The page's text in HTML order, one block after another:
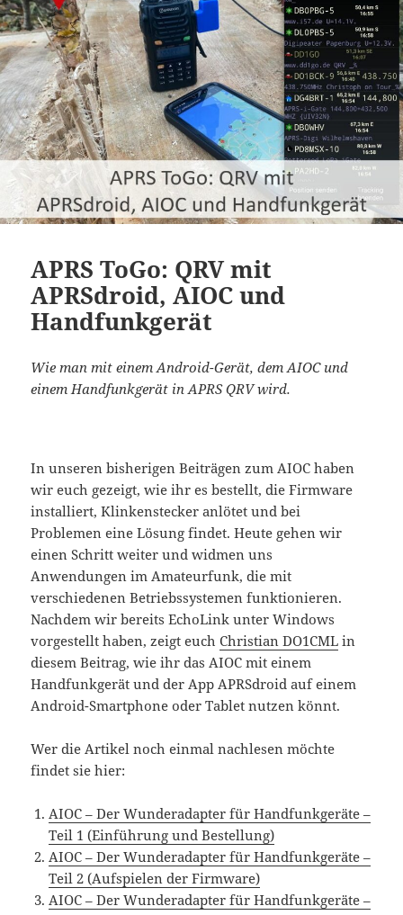
APRS ToGo: QRV mit
APRSdroid, AIOC und
Handfunkgerät
Wie man mit einem Android-Gerät, dem AIOC und
einem Handfunkgerät in APRS QRV wird.
In unseren bisherigen Beiträgen zum AIOC haben
wir euch gezeigt, wie ihr es bestellt, die Firmware
installiert, Klinkenstecker anlötet und bei
Problemen eine Lösung findet. Heute gehen wir
einen Schritt weiter und widmen uns
Anwendungen im Amateurfunk, die mit
verschiedenen Betriebssystemen funktionieren.
Nachdem wir bereits EchoLink unter Windows
vorgestellt haben, zeigt euchChristian DO1CML in
diesem Beitrag, wie ihr das AIOC mit einem
Handfunkgerät und der App APRSdroid auf einem
Android-Smartphone oder Tablet nutzen könnt.
Wer die Artikel noch einmal nachlesen möchte
findet sie hier:
AIOC – Der Wunderadapter für Handfunkgeräte –
Teil 1 (Einführung und Bestellung)
AIOC – Der Wunderadapter für Handfunkgeräte –
Teil 2 (Aufspielen der Firmware)
AIOC – Der Wunderadapter für Handfunkgeräte –